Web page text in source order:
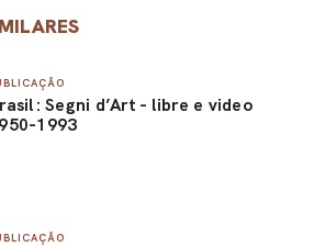
Segni d’Art - libre e video
1993